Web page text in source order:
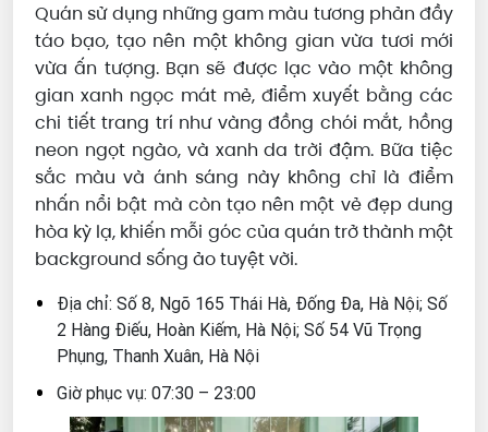
Quán sử dụng những gam màu tương phản đầy
táo bạo, tạo nên một không gian vừa tươi mới
vừa ấn tượng. Bạn sẽ được lạc vào một không
gian xanh ngọc mát mẻ, điểm xuyết bằng các
chi tiết trang trí như vàng đồng chói mắt, hồng
neon ngọt ngào, và xanh da trời đậm. Bữa tiệc
sắc màu và ánh sáng này không chỉ là điểm
nhấn nổi bật mà còn tạo nên một vẻ đẹp dung
hòa kỳ lạ, khiến mỗi góc của quán trở thành một
background sống ảo tuyệt vời.
Địa chỉ: Số 8, Ngõ 165 Thái Hà, Đống Đa, Hà Nội; Số
2 Hàng Điếu, Hoàn Kiếm, Hà Nội; Số 54 Vũ Trọng
Phụng, Thanh Xuân, Hà Nội
Giờ phục vụ: 07:30 – 23:00